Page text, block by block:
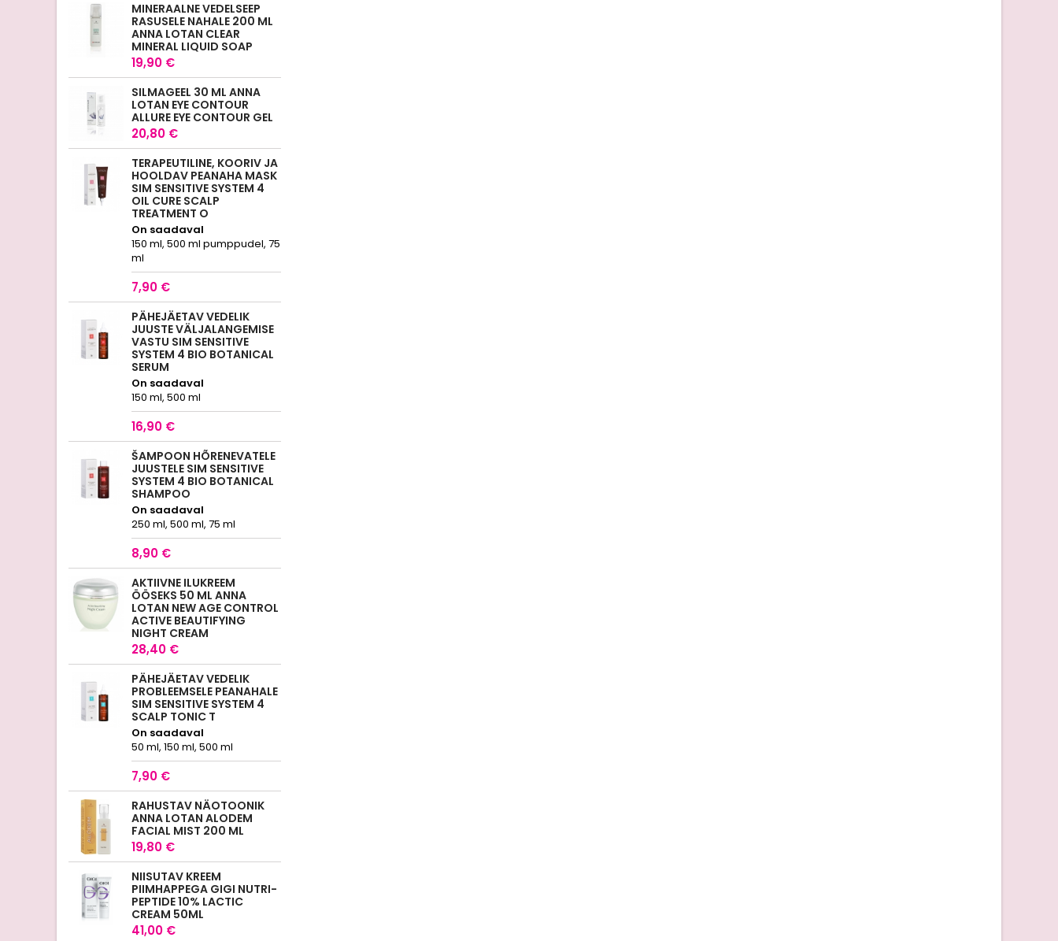
MINERAALNE VEDELSEEP
RASUSELE NAHALE 200 ML
ANNA LOTAN CLEAR
MINERAL LIQUID SOAP
19,90 €
SILMAGEEL 30 ML ANNA
LOTAN EYE CONTOUR
ALLURE EYE CONTOUR GEL
20,80 €
TERAPEUTILINE, KOORIV JA
HOOLDAV PEANAHA MASK
SIM SENSITIVE SYSTEM 4
OIL CURE SCALP
TREATMENT O
On saadaval
150 ml, 500 ml pumppudel, 75
ml
7,90 €
PÄHEJÄETAV VEDELIK
JUUSTE VÄLJALANGEMISE
VASTU SIM SENSITIVE
SYSTEM 4 BIO BOTANICAL
SERUM
On saadaval
150 ml, 500 ml
16,90 €
ŠAMPOON HÕRENEVATELE
JUUSTELE SIM SENSITIVE
SYSTEM 4 BIO BOTANICAL
SHAMPOO
On saadaval
250 ml, 500 ml, 75 ml
8,90 €
AKTIIVNE ILUKREEM
ÖÖSEKS 50 ML ANNA
LOTAN NEW AGE CONTROL
ACTIVE BEAUTIFYING
NIGHT CREAM
28,40 €
PÄHEJÄETAV VEDELIK
PROBLEEMSELE PEANAHALE
SIM SENSITIVE SYSTEM 4
SCALP TONIC T
On saadaval
50 ml, 150 ml, 500 ml
7,90 €
RAHUSTAV NÄOTOONIK
ANNA LOTAN ALODEM
FACIAL MIST 200 ML
19,80 €
NIISUTAV KREEM
PIIMHAPPEGA GIGI NUTRI-
PEPTIDE 10% LACTIC
CREAM 50ML
41,00 €